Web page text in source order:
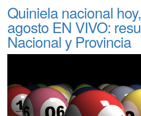
Quiniela nacional
agosto EN VIVO:
Nacional y Provincia